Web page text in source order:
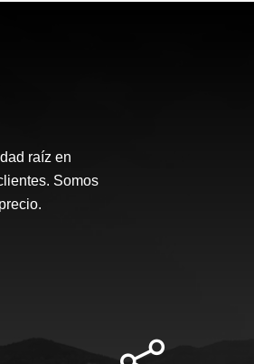
raíz en
Somos